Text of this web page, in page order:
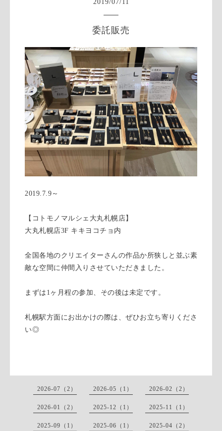
2019/07/ 11
委託販売
2019.7.9～
【コトモノマルシェ大丸札幌店】
大丸札幌店3F キキヨコチョ内
全国各地のクリエイターさんの作品か所狭しと並ぶ素
敵な空間に仲間入りさせていただきました。
まずは1ヶ月程の参加、その後は未定です。
札幌駅方面にお出かけの際は、ぜひお立ち寄りくださ
い◎
2026-07（2） 2026-05（1） 2026-02（2）
2026-01（2） 2025-12（1） 2025-11（1）
2025-09（1） 2025-06（1） 2025-04（2）